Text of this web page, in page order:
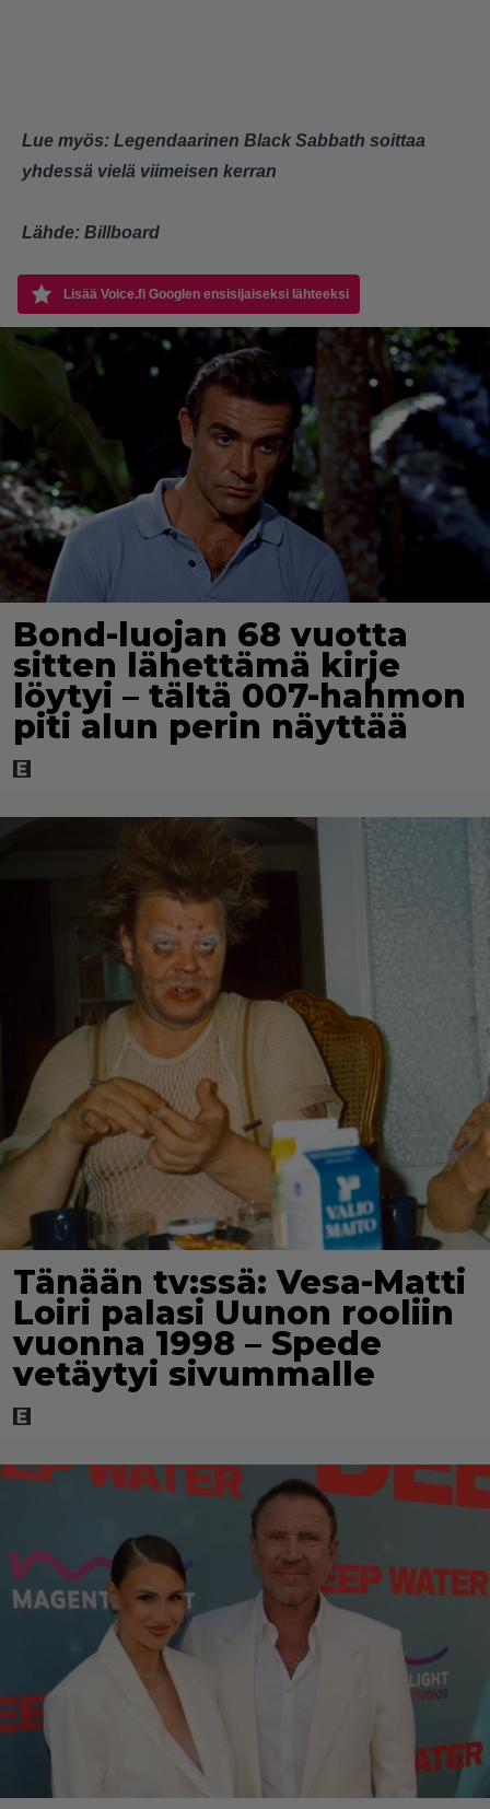
Lue myös: Legendaarinen Black Sabbath soittaa
yhdessä vielä viimeisen kerran
Lähde: Billboard
Lisää Voice.fi Googlen ensisijaiseksi lähteeksi
Bond-luojan 68 vuotta
sitten lähettämä kirje
löytyi – tältä 007-hahmon
piti alun perin näyttää
Tänään tv:ssä: Vesa-Matti
Loiri palasi Uunon rooliin
vuonna 1998 – Spede
vetäytyi sivummalle